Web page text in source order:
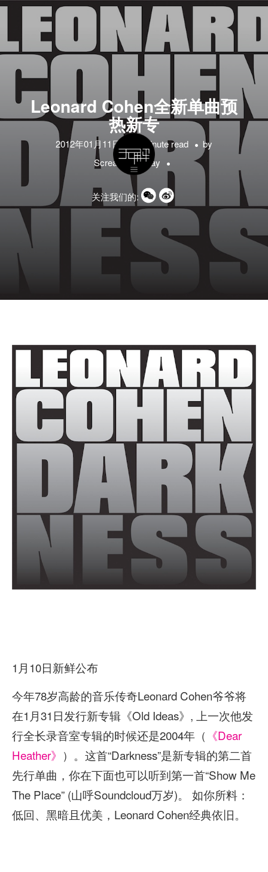
Leonard Cohen全新单曲预
热新专
2012年01月11日 1 minute read
by
ScreamyandRay
关注我们的:
1月10日新鲜公布
今年78岁高龄的音乐传奇Leonard Cohen爷爷将
在1月31日发行新专辑《Old Ideas》, 上一次他发
行全长录音室专辑的时候还是2004年（ 《Dear
Heather》 ）。这首“Darkness”是新专辑的第二首
先行单曲，你在下面也可以听到第一首“Show Me
The Place” (山呼Soundcloud万岁)。 如你所料：
低回、黑暗且优美，Leonard Cohen经典依旧。